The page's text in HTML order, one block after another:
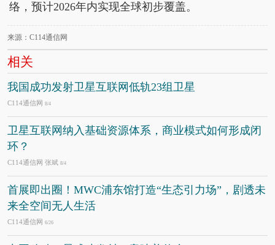
络，预计2026年内实现全球初步覆盖。
来源：C114通信网
相关
我国成功发射卫星互联网低轨23组卫星
C114通信网 8/4
卫星互联网纳入基础资源体系，商业模式如何形成闭
环？
C114通信网 张斌 8/4
首展即出圈！MWC浦东馆打造“生态引力场”，剧透未
来全空间无人生活
C114通信网 6/26